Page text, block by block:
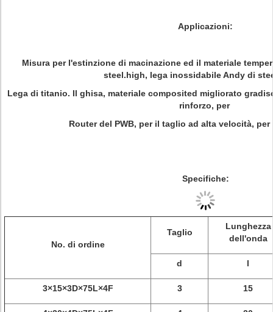
Applicazioni:
Misura per l'estinzione di macinazione ed il materiale
steel.high, lega inossidabile Andy di
Lega di titanio. Il ghisa, materiale composited migliorato
rinforzo, per
Router del PWB, per il taglio ad alta velocità,
Specifiche:
No. di ordine
Taglio
Lunghezza
dell'onda
d l
3×15×3D×75L×4F 3 15